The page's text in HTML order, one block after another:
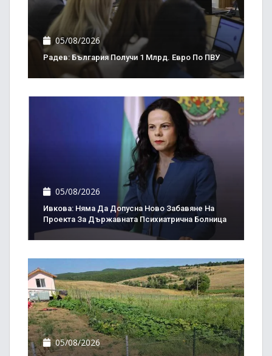
05/08/2026
Радев: България Получи 1 Млрд. Евро По ПВУ
05/08/2026
Ивкова: Няма Да Допусна Ново Забавяне На
Проекта За Държавната Психиатрична Болница
05/08/2026